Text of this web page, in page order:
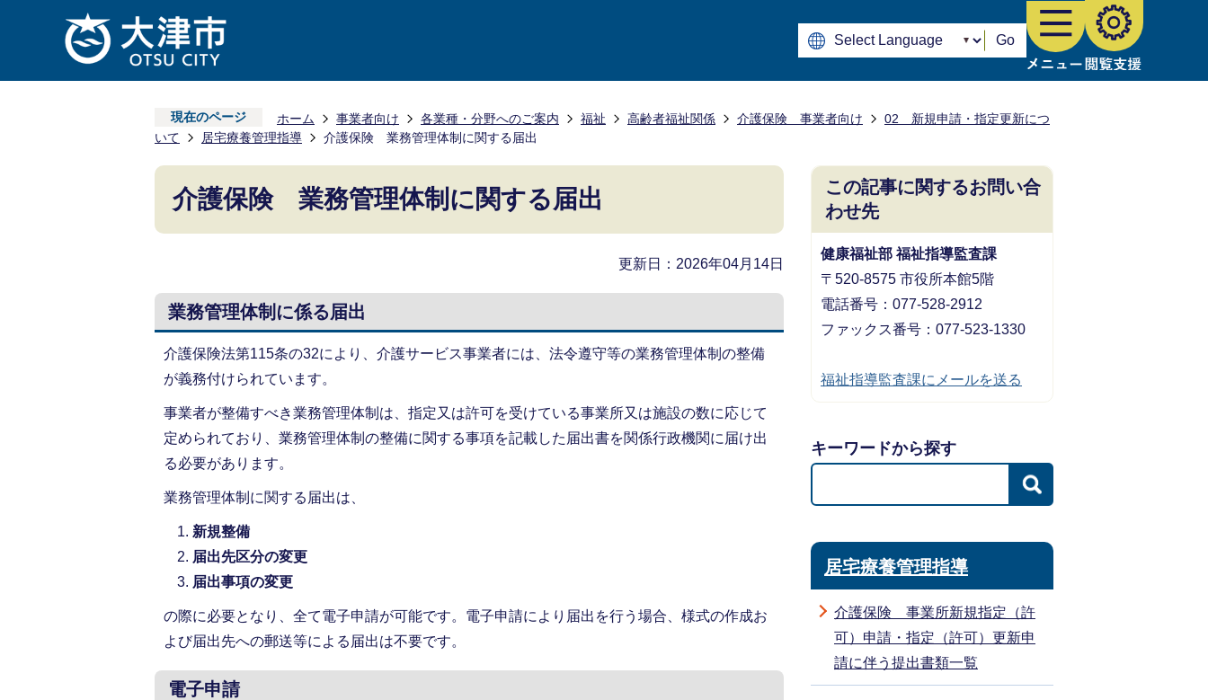
Go
現在のページ ホーム 事業者向け 各業種・分野へのご案内 福祉 高齢者福祉関係 介護保険 事業者向け
02 新規申請・指定更新につ
いて
居宅療養管理指導 介護保険 業務管理体制に関する届出
介護保険 業務管理体制に関する届出
更新日：2026年04月14日
業務管理体制に係る届出
介護保険法第115条の32により、介護サービス事業者には、法令遵守等の業務管理体制の整備
が義務付けられています。
事業者が整備すべき業務管理体制は、指定又は許可を受けている事業所又は施設の数に応じて
定められており、業務管理体制の整備に関する事項を記載した届出書を関係行政機関に届け出
る必要があります。
業務管理体制に関する届出は、
新規整備
届出先区分の変更
届出事項の変更
の際に必要となり、全て電子申請が可能です。電子申請により届出を行う場合、様式の作成お
よび届出先への郵送等による届出は不要です。
電子申請
この記事に関するお問い合
わせ先
健康福祉部 福祉指導監査課
〒520-8575 市役所本館5階
電話番号：077-528-2912
ファックス番号：077-523-1330
福祉指導監査課にメールを送る
キーワードから探す
居宅療養管理指導
介護保険 事業所新規指定（許
可）申請・指定（許可）更新申
請に伴う提出書類一覧